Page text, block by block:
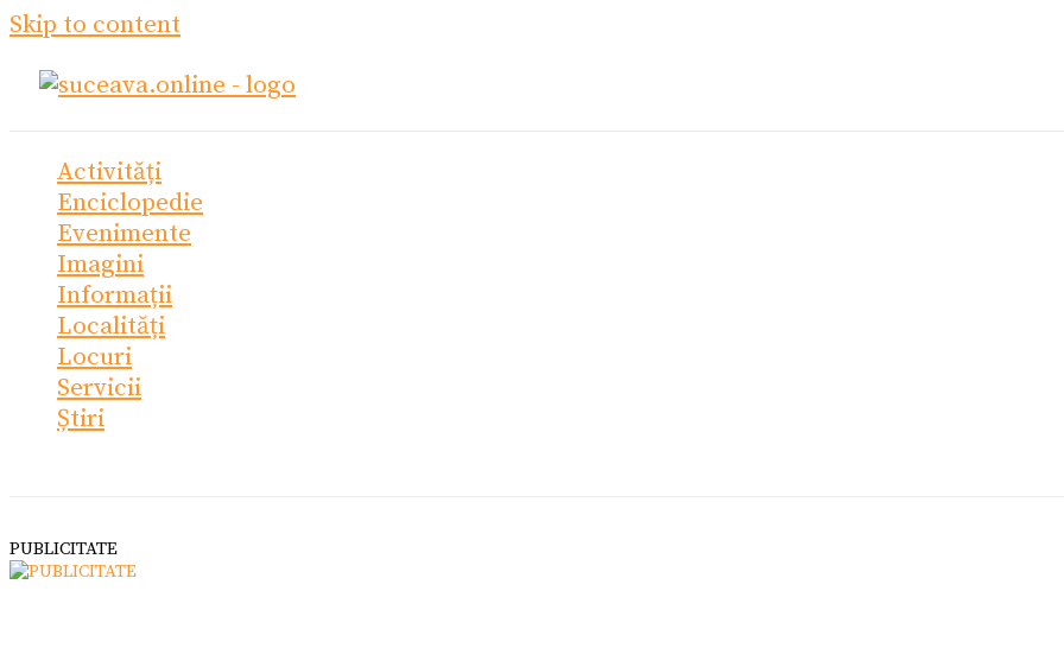
Skip to content
Activități
Enciclopedie
Evenimente
Imagini
Informații
Localități
Locuri
Servicii
Știri
PUBLICITATE